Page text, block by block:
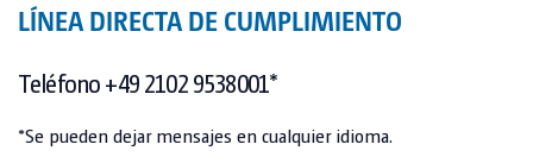
LÍNEA DIRECTA DE CUMPLIMIENTO
Teléfono +49 2102 9538001*
*Se pueden dejar mensajes en cualquier idioma.